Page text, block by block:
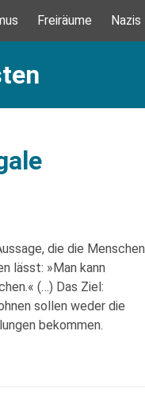
Freiräume Nazis
die die Menschen
lässt: »Man kann
(…) Das Ziel:
sollen weder die
bekommen.